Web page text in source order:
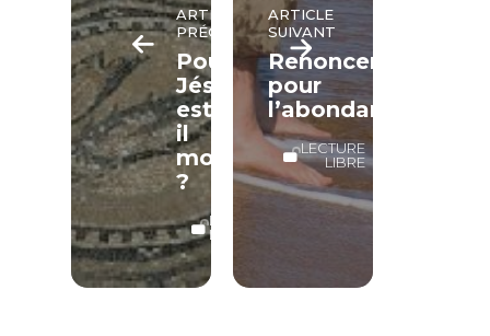
ARTICLE
PRÉCÉDENT
Pourquoi
Jésus
est-
il
mort
?
LECTURE
LIBRE
ARTICLE
SUIVANT
Renoncer
pour
l’abondance
LECTURE
LIBRE